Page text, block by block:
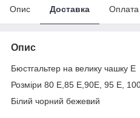
Опис Доставка Оплата
Опис
Бюстгальтер на велику чашку Е
Розміри 80 Е,85 Е,90Е, 95 Е,
Білий чорний бежевий